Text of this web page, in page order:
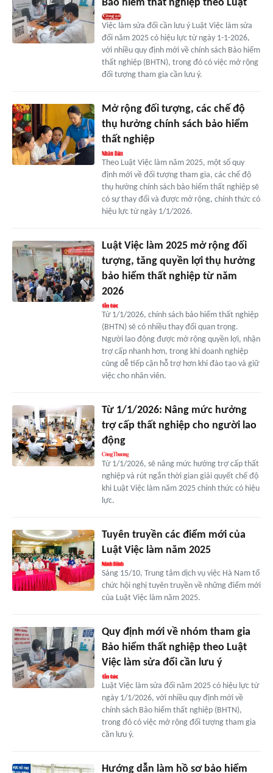
Bảo hiểm thất nghiệp theo Luật
Việc làm sửa đổi cần lưu ý Luật Việc làm sửa
đổi năm 2025 có hiệu lực từ ngày 1-1-2026,
với nhiều quy định mới về chính sách Bảo hiểm
thất nghiệp (BHTN), trong đó có việc mở rộng
đối tượng tham gia cần lưu ý.
Mở rộng đối tượng, các chế độ
thụ hưởng chính sách bảo hiểm
thất nghiệp
Theo Luật Việc làm năm 2025, một số quy
định mới về đối tượng tham gia, các chế độ
thụ hưởng chính sách bảo hiểm thất nghiệp sẽ
có sự thay đổi và được mở rộng, chính thức có
hiệu lực từ ngày 1/1/2026.
Luật Việc làm 2025 mở rộng đối
tượng, tăng quyền lợi thụ hưởng
bảo hiểm thất nghiệp từ năm
2026
Từ 1/1/2026, chính sách bảo hiểm thất nghiệp
(BHTN) sẽ có nhiều thay đổi quan trọng.
Người lao động được mở rộng quyền lợi, nhận
trợ cấp nhanh hơn, trong khi doanh nghiệp
cũng dễ tiếp cận hỗ trợ hơn khi đào tạo và giữ
việc cho nhân viên.
Từ 1/1/2026: Nâng mức hưởng
trợ cấp thất nghiệp cho người lao
động
Từ 1/1/2026, sẽ nâng mức hưởng trợ cấp thất
nghiệp và rút ngắn thời gian giải quyết chế độ
khi Luật Việc làm năm 2025 chính thức có hiệu
lực.
Tuyên truyền các điểm mới của
Luật Việc làm năm 2025
Sáng 15/10, Trung tâm dịch vụ việc Hà Nam tổ
chức hội nghị tuyên truyền về những điểm mới
của Luật Việc làm năm 2025.
Quy định mới về nhóm tham gia
Bảo hiểm thất nghiệp theo Luật
Việc làm sửa đổi cần lưu ý
Luật Việc làm sửa đổi năm 2025 có hiệu lực từ
ngày 1/1/2026, với nhiều quy định mới về
chính sách Bảo hiểm thất nghiệp (BHTN),
trong đó có việc mở rộng đối tượng tham gia
cần lưu ý.
Hướng dẫn làm hồ sơ bảo hiểm